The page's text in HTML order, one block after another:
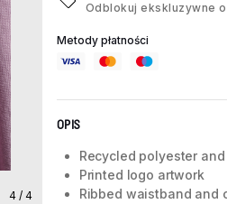
4 / 4
Odblokuj ekskluzywne
Metody płatności
OPIS
Recycled polyester
Printed logo artwork
Ribbed waistband and